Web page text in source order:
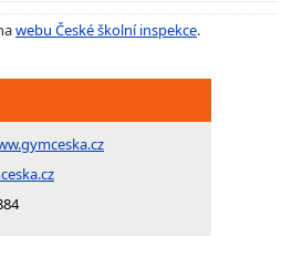
webu České školní inspekce.